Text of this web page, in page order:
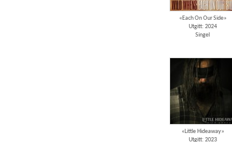
«Each On Our Side»
Utgitt: 2024
Singel
«Little Hideaway»
Utgitt: 2023